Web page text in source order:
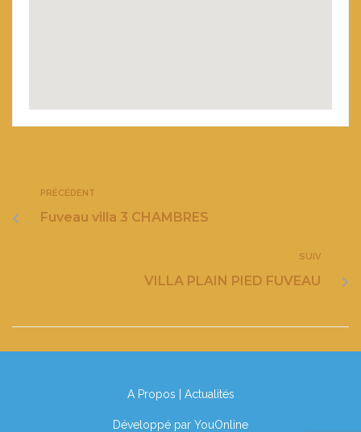
PRÉCÉDENT
Fuveau villa 3 CHAMBRES
SUIV
VILLA PLAIN PIED FUVEAU
A Propos Actualités
Développé par YouOnline